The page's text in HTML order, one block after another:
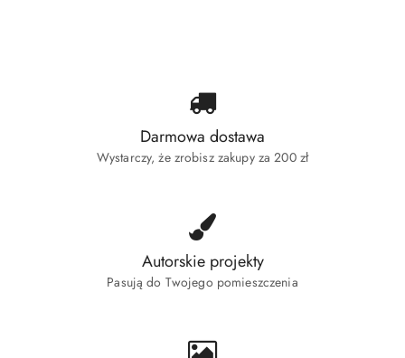
Darmowa dostawa
Wystarczy, że zrobisz zakupy za 200 zł
Autorskie projekty
Pasują do Twojego pomieszczenia